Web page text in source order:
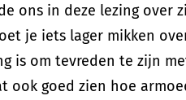
ons in deze lezing over
je iets lager mikken
is om tevreden te zijn
ook goed zien hoe